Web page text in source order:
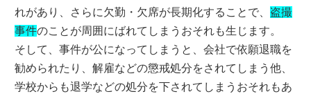
れがあり、さらに欠勤・欠席が長期化することで、 盗撮
事件のことが周囲にばれてしまうおそれも生じます。
そして、事件が公になってしまうと、会社で依願退職を
勧められたり、解雇などの懲戒処分をされてしまう他、
学校からも退学などの処分を下されてしまうおそれもあ